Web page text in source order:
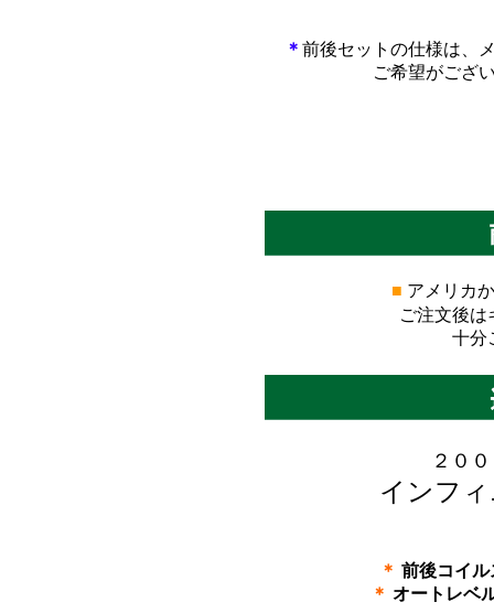
＊ 前後セットの仕様は、
ご希望がござ
■ アメリカ
ご注文後は
十分
２０
インフ
＊ 前後コイ
＊ オートレベ